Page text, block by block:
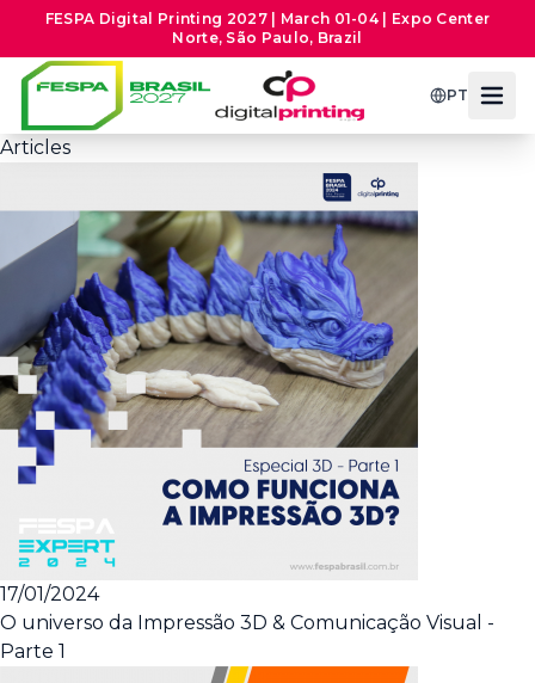
FESPA Digital Printing 2027 | March 01-04 | Expo Center
Norte, São Paulo, Brazil
PT
Articles
17/01/2024
O universo da Impressão 3D & Comunicação Visual -
Parte 1